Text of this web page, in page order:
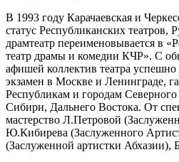
В 1993 году Карачаевская и
статус Республиканских театров,
драмтеатр переименовывается в
театр драмы и комедии КЧР». С
афишей коллектив театра успешно
экзамен в Москве и Ленинграде,
Республикам и городам
Сибири, Дальнего Востока. От
мастерство Л.Петровой
Ю.Кибирева (Заслуженного
(Заслуженной артистки Абхазии),